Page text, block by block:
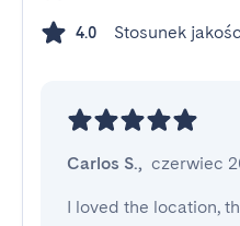
4.0 Stosunek
Carlos S., czerwiec
I loved the location,